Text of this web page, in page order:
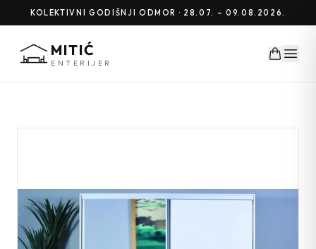
KOLEKTIVNI GODIŠNJI ODMOR · 28.07. – 09.08.2026.
MITIĆ
ENTERIJER